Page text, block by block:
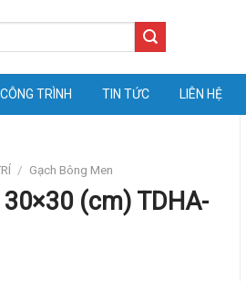
CÔNG TRÌNH TIN TỨC LIÊN HỆ
/ Gạch Bông Men
(cm) TDHA-